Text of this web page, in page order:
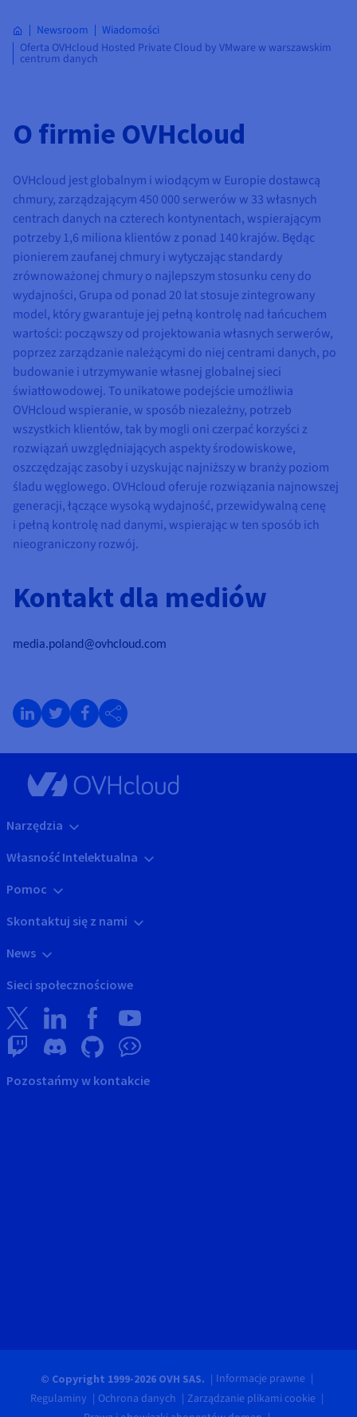
Newsroom
Wiadomości
Oferta OVHcloud Hosted Private Cloud by VMware w warszawskim
centrum danych
O firmie OVHcloud
OVHcloud jest globalnym i wiodącym w Europie dostawcą
chmury, zarządzającym 450 000 serwerów w 33 własnych
centrach danych na czterech kontynentach, wspierającym
potrzeby 1,6 miliona klientów z ponad 140 krajów. Będąc
pionierem zaufanej chmury i wytyczając standardy
zrównoważonej chmury o najlepszym stosunku ceny do
wydajności, Grupa od ponad 20 lat stosuje zintegrowany
model, który gwarantuje jej pełną kontrolę nad łańcuchem
wartości: począwszy od projektowania własnych serwerów,
poprzez zarządzanie należącymi do niej centrami danych, po
budowanie i utrzymywanie własnej globalnej sieci
światłowodowej. To unikatowe podejście umożliwia
OVHcloud wspieranie, w sposób niezależny, potrzeb
wszystkich klientów, tak by mogli oni czerpać korzyści z
rozwiązań uwzględniających aspekty środowiskowe,
oszczędzając zasoby i uzyskując najniższy w branży poziom
śladu węglowego. OVHcloud oferuje rozwiązania najnowszej
generacji, łączące wysoką wydajność, przewidywalną cenę
i pełną kontrolę nad danymi, wspierając w ten sposób ich
nieograniczony rozwój.
Kontakt dla mediów
media.poland@ovhcloud.com
LinkedIn
TwitterFacebook
Narzędzia
Własność Intelektualna
Pomoc
Skontaktuj się z nami
News
Sieci społecznościowe
Pozostańmy w kontakcie
© Copyright 1999-2026 OVH SAS.
Informacje prawne
Regulaminy
Ochrona danych
Zarządzanie plikami cookie